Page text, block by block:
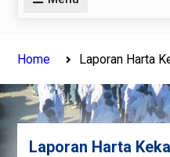
Home Laporan Harta
Laporan Harta